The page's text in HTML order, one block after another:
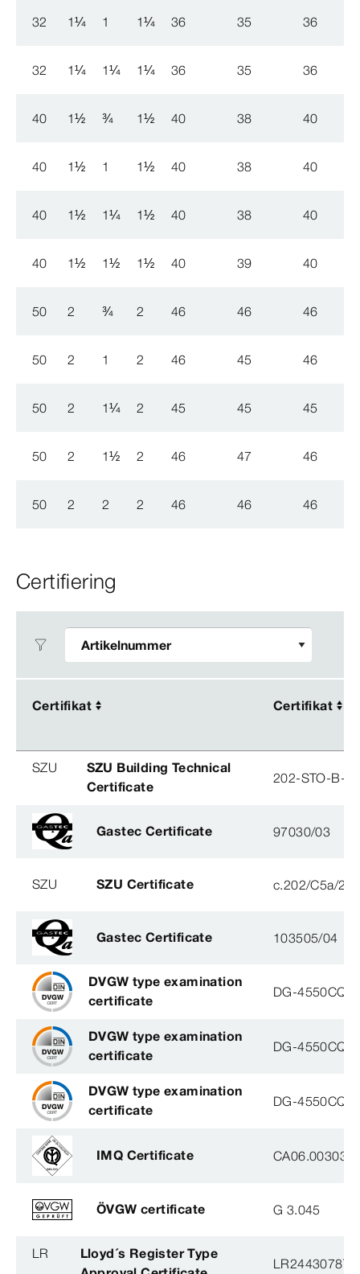
32 1¼ 1 1¼ 36 35 36
32 1¼ 1¼ 1¼ 36 35 36
40 1½ ¾ 1½ 40 38 40
40 1½ 1 1½ 40 38 40
40 1½ 1¼ 1½ 40 38 40
40 1½ 1½ 1½ 40 39 40
50 2 ¾ 2 46 46 46
50 2 1 2 46 45 46
50 2 1¼ 2 45 45 45
50 2 1½ 2 46 47 46
50 2 2 2 46 46 46
Certifiering
Certifikat Certifikat
Certifikat Certifikat
SZU
SZU Building Technical
Certificate
202-STO-B-
Gastec Certificate 97030/03
SZU SZU Certificate c.202/C5a/
Gastec Certificate 103505/04
DVGW type examination
certificate
DG-
DVGW type examination
certificate
DG-
DVGW type examination
certificate
DG-
IMQ Certificate CA06.00303
ÖVGW certificate G 3.045
LR
Lloyd´s Register Type
LR2443078TA